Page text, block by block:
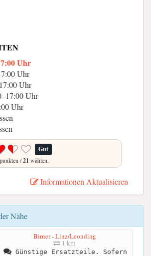
Uhr
Uhr
Uhr
Uhr
Uhr
Gut
/21 wählen.
Informationen Aktualisieren
Nähe
Birner - Linz/Leonding
1 km
Günstige Ersatzteile. Sofern